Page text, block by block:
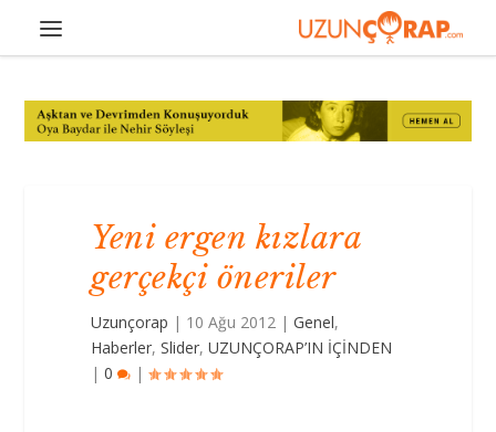
Yeni ergen kızlara
gerçekçi öneriler
Uzunçorap | 10 Ağu 2012 |Genel,
Haberler,Slider,UZUNÇORAP’IN İÇİNDEN
|0 |